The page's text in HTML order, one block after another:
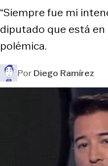
“Siempre fue mi
diputado que está
polémica.
PorDiego Ramírez